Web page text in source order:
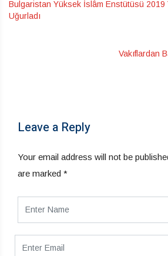
Bulgaristan Yüksek İslâm Enstütüsü 2019
Uğurladı
Vakıflardan
Leave a Reply
Your email address will not be
are marked *